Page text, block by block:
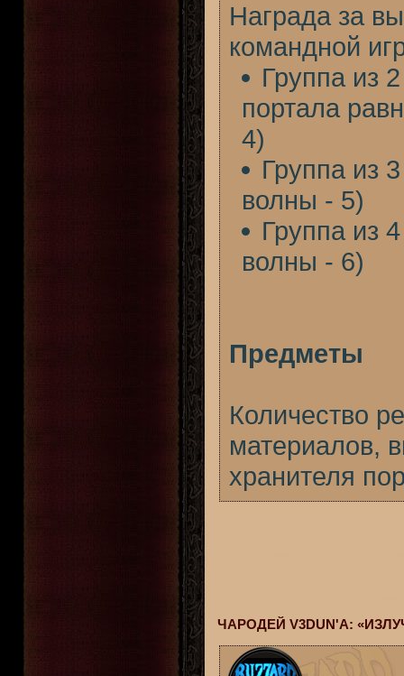
Награда за
командной
Группа из
портала
4)
Группа из
волны - 5)
Группа из
волны - 6)
Предметы
Количество
материалов,
хранителя
ЧАРОДЕЙ V3DUN'А: